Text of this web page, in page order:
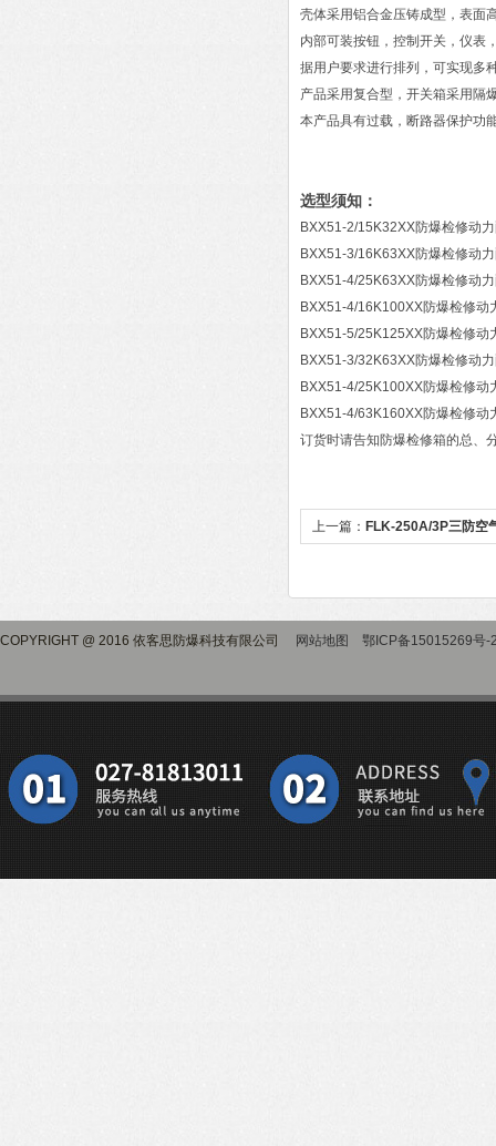
壳体采用铝合金压铸成型，表面
内部可装按钮，控制开关，仪表
据用户要求进行排列，可实现多
产品采用复合型，开关箱采用隔
本产品具有过载，断路器保护功
选型须知：
BXX51-2/15K32XX防爆检修动
BXX51-3/16K63XX防爆检修动
BXX51-4/25K63XX防爆检修动
BXX51-4/16K100XX防爆检修动
BXX51-5/25K125XX防爆检修动
BXX51-3/32K63XX防爆检修动
BXX51-4/25K100XX防爆检修动
BXX51-4/63K160XX防爆检修动
订货时请告知防爆检修箱的总、
上一篇： FLK-250A/3P三防空
COPYRIGHT @ 2016 依客思防爆科技有限公司 网站地图 鄂ICP备15015269号-